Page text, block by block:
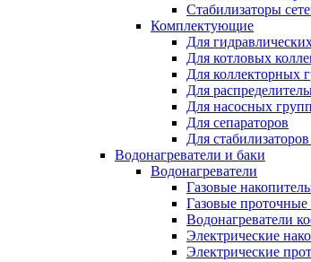
Стабилизаторы
Комплектующие
Для
Для котловых
Для коллекторных
Для
Для насосных групп
Для сепараторов
Для
Водонагреватели и баки
Водонагреватели
Газовые
Газовые проточные
Водонагреватели
Электрические
Электрические